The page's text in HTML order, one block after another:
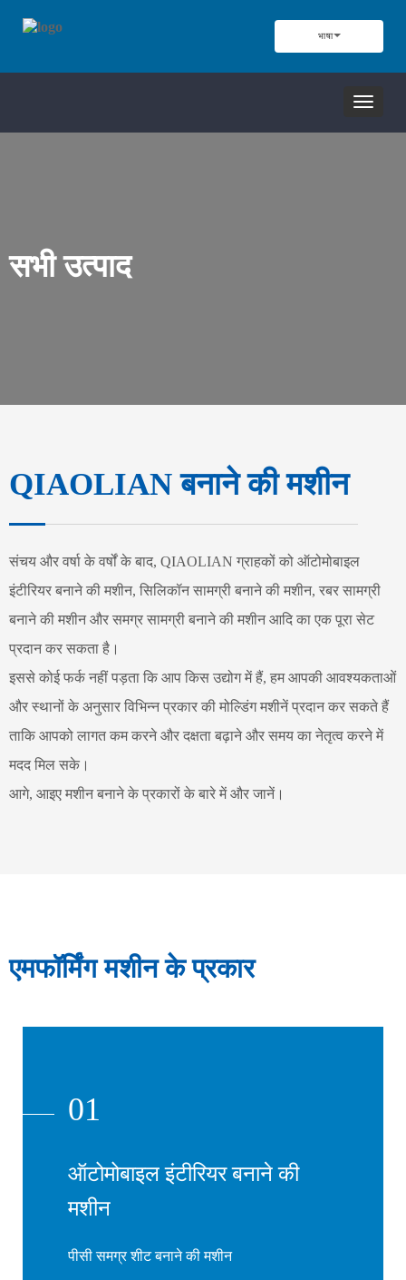
भाषा
सभी उत्पाद
QIAOLIAN बनाने की मशीन
संचय और वर्षा के वर्षों के बाद, QIAOLIAN ग्राहकों को ऑटोमोबाइल
इंटीरियर बनाने की मशीन, सिलिकॉन सामग्री बनाने की मशीन, रबर सामग्री
बनाने की मशीन और समग्र सामग्री बनाने की मशीन आदि का एक पूरा सेट
प्रदान कर सकता है।
इससे कोई फर्क नहीं पड़ता कि आप किस उद्योग में हैं, हम आपकी आवश्यकताओं
और स्थानों के अनुसार विभिन्न प्रकार की मोल्डिंग मशीनें प्रदान कर सकते हैं
ताकि आपको लागत कम करने और दक्षता बढ़ाने और समय का नेतृत्व करने में
मदद मिल सके।
आगे, आइए मशीन बनाने के प्रकारों के बारे में और जानें।
एमफॉर्मिंग मशीन के प्रकार
01
ऑटोमोबाइल इंटीरियर बनाने की
मशीन
पीसी समग्र शीट बनाने की मशीन